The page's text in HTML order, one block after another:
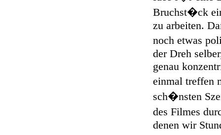
Bruchst�ck
zu arbeiten.
noch etwas
der Dreh
genau
einmal treffen
sch�nsten
des Filmes
denen wir